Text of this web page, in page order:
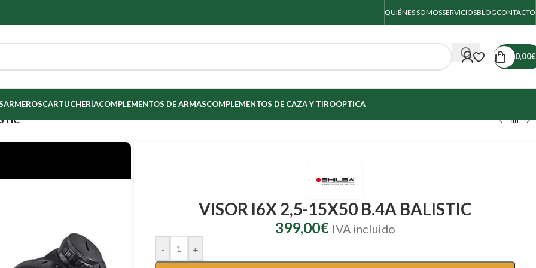
QUIÉNES SOMOSSERVICIOSBLOGCONTACTO
0,00€
ARMEROSCARTUCHERÍACOMPLEMENTOS DE ARMASCOMPLEMENTOS DE CAZA Y TIROÓPTICA
VISOR I6X 2,5-15X50 B.4A BALISTIC
399,00€ IVA incluido
- +